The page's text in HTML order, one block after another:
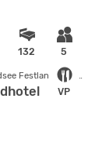
132 5
VP
Bremervörde, Nordsee Festland - Niedersachsen